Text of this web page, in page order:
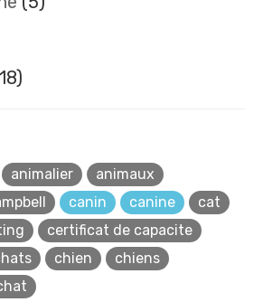
animalier
animaux
canin canine
cat
certificat de capacite
chien
chiens